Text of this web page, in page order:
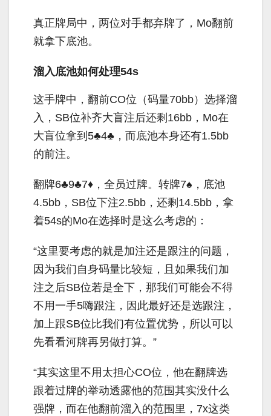
真正牌局中，两位对手都弃牌了， Mo翻前
就拿下底池。
溜入底池如何处理54s
这手牌中，翻前CO位（码量70bb）选择溜
入， SB位补齐大盲注后还剩 16bb ， Mo在
大盲位拿到 5♣4♣，而底池本身还有1.5bb
的前注。
翻牌6♣9♣7♦，全员过牌。转牌7♠，底池
4.5bb ， SB位下注2.5bb ，还剩 14.5bb ，拿
着54s的Mo在选择时是这么考虑的：
“这里要考虑的就是加注还是跟注的问题，
因为我们自身码量比较短，且如果我们加
注之后SB位若是全下，那我们可能会不得
不用一手5嗨跟注，因此最好还是选跟注，
加上跟SB位比我们有位置优势，所以可以
先看看河牌再另做打算。”
“其实这里不用太担心CO位，他在翻牌选
跟着过牌的举动透露他的范围其实没什么
强牌，而在他翻前溜入的范围里， 7x这类